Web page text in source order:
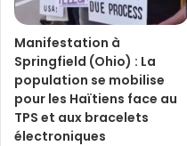
Manifestation à
Springfield (Ohio) : La
population se mobilise
pour les Haïtiens face au
TPS et aux bracelets
électroniques